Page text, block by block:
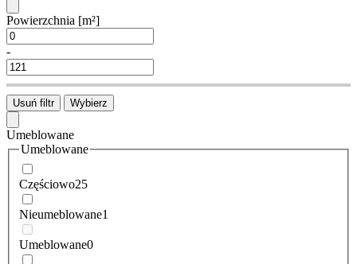
Powierzchnia [m²]
-
Usuń filtr Wybierz
Umeblowane
Umeblowane
Częściowo25
Nieumeblowane1
Umeblowane0